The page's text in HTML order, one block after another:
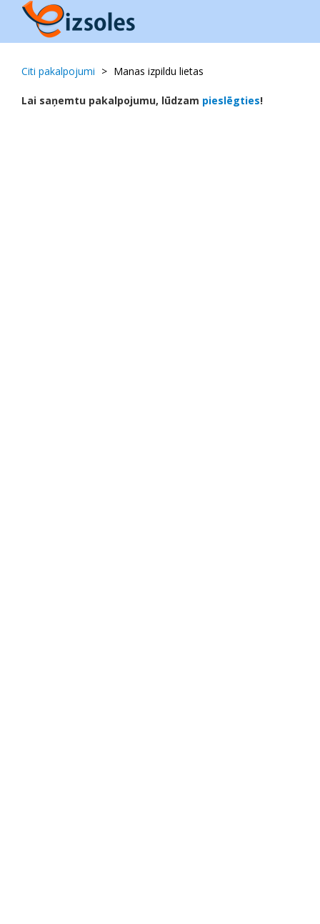
Citi pakalpojumi Manas izpildu lietas
Lai saņemtu pakalpojumu, lūdzam pieslēgties!